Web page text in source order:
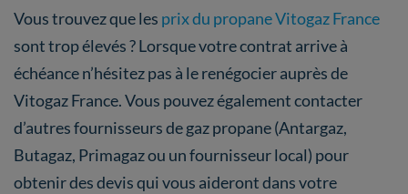
Vous trouvez que les prix du propane Vitogaz France
sont trop élevés ? Lorsque votre contrat arrive à
échéance n’hésitez pas à le renégocier auprès de
Vitogaz France. Vous pouvez également contacter
d’autres fournisseurs de gaz propane (Antargaz,
Butagaz, Primagaz ou un fournisseur local) pour
obtenir des devis qui vous aideront dans votre